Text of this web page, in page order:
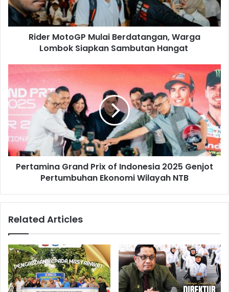
Rider MotoGP Mulai Berdatangan, Warga
Lombok Siapkan Sambutan Hangat
Pertamina Grand Prix of Indonesia 2025 Genjot
Pertumbuhan Ekonomi Wilayah NTB
Related Articles